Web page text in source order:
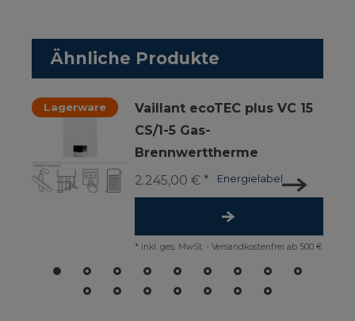
Ähnliche Produkte
Lagerware
Vaillant ecoTEC plus VC 15
CS/1-5 Gas-
Brennwerttherme
Energielabel
2.245,00 € *
* inkl. ges. MwSt. - Versandkostenfrei ab 500 €